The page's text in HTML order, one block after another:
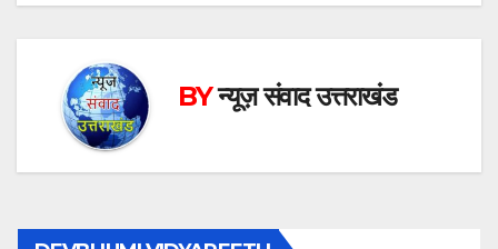
BYन्यूज़ संवाद उत्तराखंड